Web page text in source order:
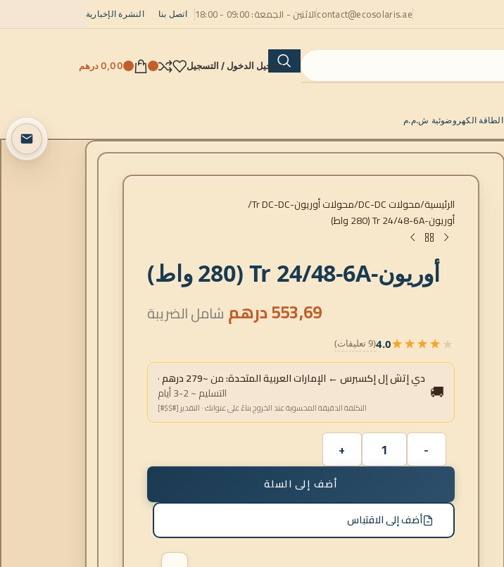
contact@ecosolaris.aeالاثنين - الجمعة: 09:00 - 18:00 النشرة الإخبارية اتصل بنا
تسجيل الدخول / التسجيل 0,00 درهم
الطاقة الكهروضوئية ش.م.م
الرئيسية محولات DC-DC
محولات أوريون-Tr DC-DC
أوريون-Tr 24/48-6A (280 واط)
أوريون-Tr 24/48-6A (280 واط)
553,69درهم شامل الضريبة
★★★★★
★★★★★
4.0(9 تعليقات)
🚚
دي إتش إل إكسبرس ← الإمارات العربية المتحدة:من~279 درهم
·
التسليم ~ 2-3 أيام
التكلفة الدقيقة المحسوبة عند الخروج بناءً على عنوانك · التقدير [#$$#]
أضف إلى السلة
أضف إلى الاقتباس